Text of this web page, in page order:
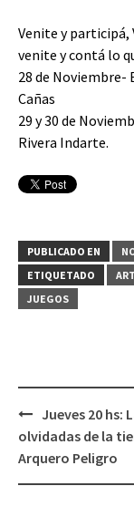
Venite y participá,
venite y contá lo
28 de Noviembre-
Cañas
29 y 30 de
Rivera Indarte.
PUBLICADO EN
ETIQUETADO
JUEGOS
Navegación
de
entradas
Jueves 20 hs:
olvidadas de la
Arquero Peligro